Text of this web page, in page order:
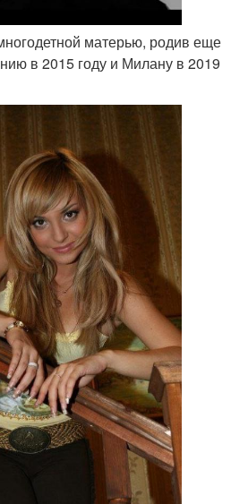
матерью, родив еще
в 2015 году и Милану в 2019